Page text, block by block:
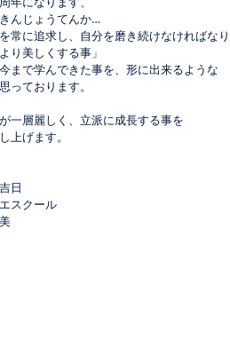
んじょうてんか…
常に追求し、自分を磨き続けなければなり
り美しくする事」
まで学んできた事を、形に出来るような
っております。
一層麗しく、立派に成長する事を
上げます。
日
スクール